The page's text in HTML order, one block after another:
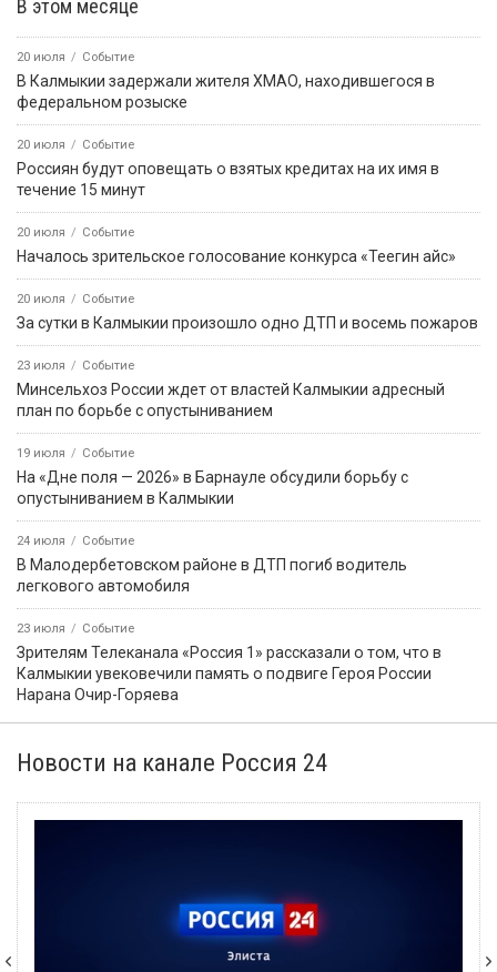
В этом месяце
20 июля Событие
В Калмыкии задержали жителя ХМАО, находившегося в
федеральном розыске
20 июля Событие
Россиян будут оповещать о взятых кредитах на их имя в
течение 15 минут
20 июля Событие
Началось зрительское голосование конкурса «Теегин айс»
20 июля Событие
За сутки в Калмыкии произошло одно ДТП и восемь пожаров
23 июля Событие
Минсельхоз России ждет от властей Калмыкии адресный
план по борьбе с опустыниванием
19 июля Событие
На «Дне поля — 2026» в Барнауле обсудили борьбу с
опустыниванием в Калмыкии
24 июля Событие
В Малодербетовском районе в ДТП погиб водитель
легкового автомобиля
23 июля Событие
Зрителям Телеканала «Россия 1» рассказали о том, что в
Калмыкии увековечили память о подвиге Героя России
Нарана Очир-Горяева
Новости на канале Россия 24